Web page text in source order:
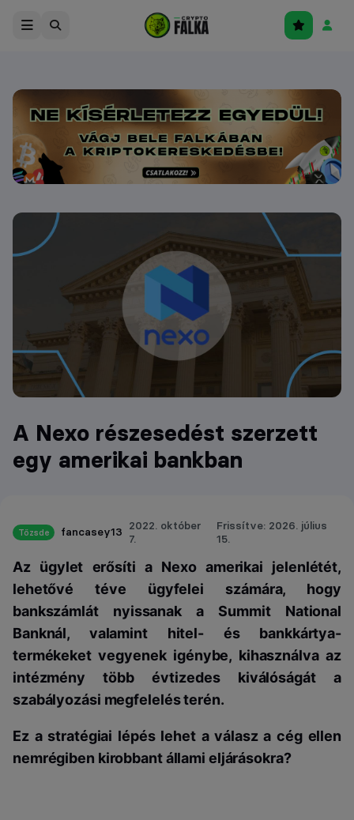
A Nexo részesedést szerzett
egy amerikai bankban
Tőzsde fancasey13 2022. október
7.
Frissítve: 2026. július
15.
Az ügylet erősíti a Nexo amerikai jelenlétét,
lehetővé téve ügyfelei számára, hogy
bankszámlát nyissanak a Summit National
Banknál, valamint hitel- és bankkártya-
termékeket vegyenek igénybe, kihasználva az
intézmény több évtizedes kiválóságát a
szabályozási megfelelés terén.
Ez a stratégiai lépés lehet a válasz a cég ellen
nemrégiben kirobbant állami eljárásokra?